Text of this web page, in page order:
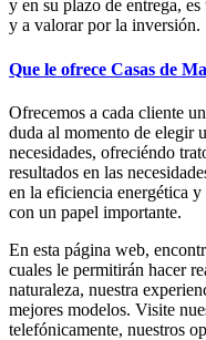
y en su plazo de entrega,
y a valorar por la inversión.
Que le ofrece Casas de
Ofrecemos a cada cliente
duda al momento de elegir
necesidades, ofreciéndo
resultados en las
en la eficiencia energética
con un papel importante.
En esta página web,
cuales le permitirán hacer
naturaleza, nuestra
mejores modelos. Visite
telefónicamente, nuestros